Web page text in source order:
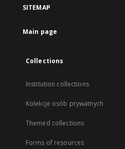
SITEMAP
Main page
Collections
Institution collections
Kolekcje osób prywatnych
Themed collections
Forms of resources